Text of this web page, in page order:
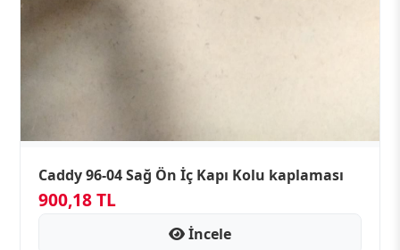
Caddy 96-04 Sağ Ön İç Kapı Kolu kaplaması
900,18 TL
İncele